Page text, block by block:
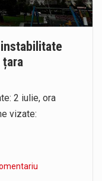
instabilitate
2 iulie, ora
vizate: